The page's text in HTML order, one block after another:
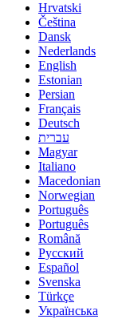
Hrvatski
Čeština
Dansk
Nederlands
English
Estonian
Persian
Français
Deutsch
עברית
Magyar
Italiano
Macedonian
Norwegian
Português
Português
Română
Русский
Español
Svenska
Türkçe
Українська